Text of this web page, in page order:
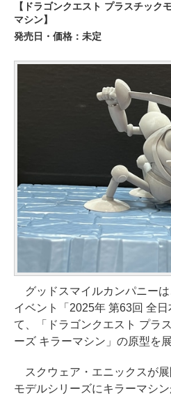
【ドラゴンクエスト プラスチック
マシン】
発売日・価格：未定
グッドスマイルカンパニー
イベント「2025年 第63回 全
て、「ドラゴンクエスト プラ
ーズ キラーマシン」の原型を
スクウェア・エニックスが
モデルシリーズにキラーマシ